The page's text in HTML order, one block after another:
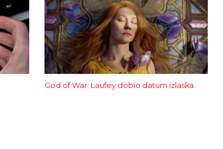
God of War: Laufey dobio datum izlaska